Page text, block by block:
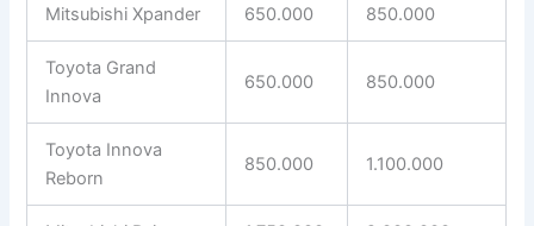
Mitsubishi Xpander 650.000 850.000
Toyota Grand
Innova
650.000 850.000
Toyota Innova
Reborn
850.000 1.100.000